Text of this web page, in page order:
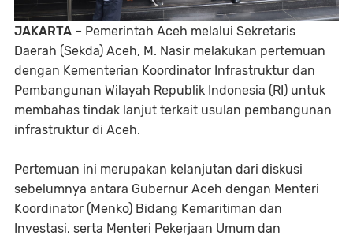
JAKARTA – Pemerintah Aceh melalui Sekretaris
Daerah (Sekda) Aceh, M. Nasir melakukan pertemuan
dengan Kementerian Koordinator Infrastruktur dan
Pembangunan Wilayah Republik Indonesia (RI) untuk
membahas tindak lanjut terkait usulan pembangunan
infrastruktur di Aceh.
Pertemuan ini merupakan kelanjutan dari diskusi
sebelumnya antara Gubernur Aceh dengan Menteri
Koordinator (Menko) Bidang Kemaritiman dan
Investasi, serta Menteri Pekerjaan Umum dan